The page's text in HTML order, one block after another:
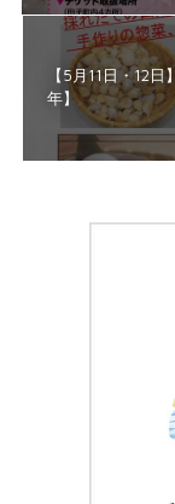
【5月11日・12
年】